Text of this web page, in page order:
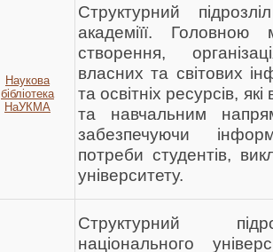
Наукова
бібліотека
НаУКМА
Структурний
академіїї. Головною
створення,
власних та світових
та освітніх ресурсів,
та навчальним
забезпечуючи
потреби студентів,
університету.
Структурний
національного